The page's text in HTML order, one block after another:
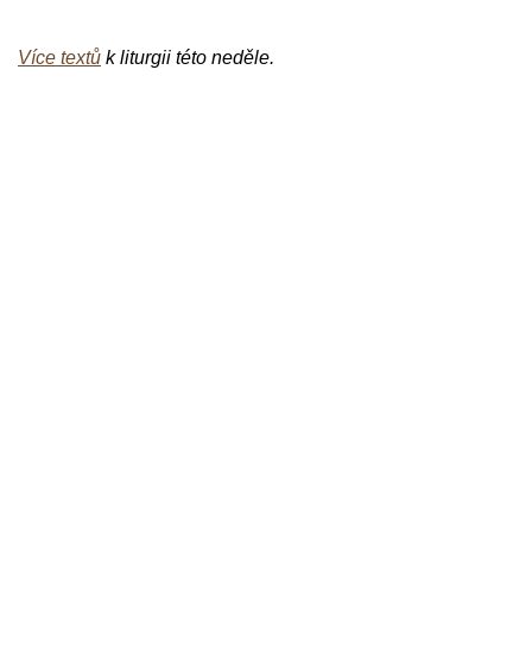
Více textů k liturgii této neděle.